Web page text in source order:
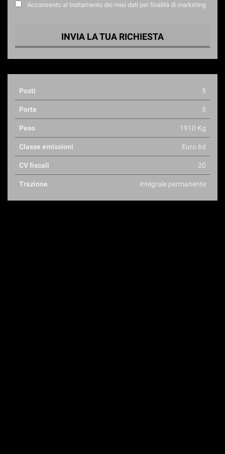
Acconsento al trattamento dei miei dati per finalità di marketing
INVIA LA TUA RICHIESTA
Posti 5
Porte 5
Peso 1910 Kg
Classe emissioni Euro 6d
CV fiscali 20
Trazione integrale permanente